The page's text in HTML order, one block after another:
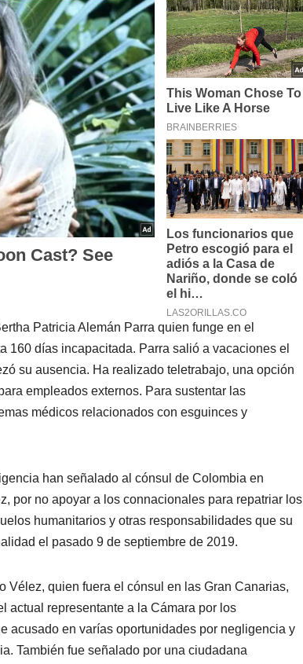
Patricia Alemán Parra quien funge en el
160 días incapacitada. Parra salió a vacaciones el
su ausencia. Ha realizado teletrabajo, una opción
empleados externos. Para sustentar las
médicos relacionados con esguinces y
han señalado al cónsul de Colombia en
por no apoyar a los connacionales para repatriar los
humanitarios y otras responsabilidades que su
el pasado 9 de septiembre de 2019.
Vélez, quien fuera el cónsul en las Gran Canarias,
actual representante a la Cámara por los
acusado en varías oportunidades por negligencia y
También fue señalado por una ciudadana